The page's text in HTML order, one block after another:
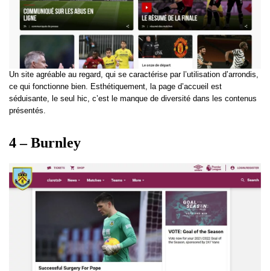
Un site agréable au regard, qui se caractérise par l’utilisation d’arrondis,
ce qui fonctionne bien. Esthétiquement, la page d’accueil est
séduisante, le seul hic, c’est le manque de diversité dans les contenus
présentés.
4 – Burnley